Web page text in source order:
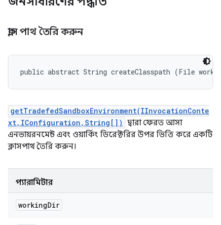
ক্লাস পাথ তৈরি করুন
public abstract String createClasspath (File
getTradefedSandboxEnvironment(IInvocationConte
xt,IConfiguration,String[]) দ্বারা ফেরত আসা
এনভায়রনমেন্ট এবং ওয়ার্কিং ডিরেক্টরির উপর ভিত্তি করে একটি
ক্লাসপাথ তৈরি করুন।
প্যারামিটার
workingDir